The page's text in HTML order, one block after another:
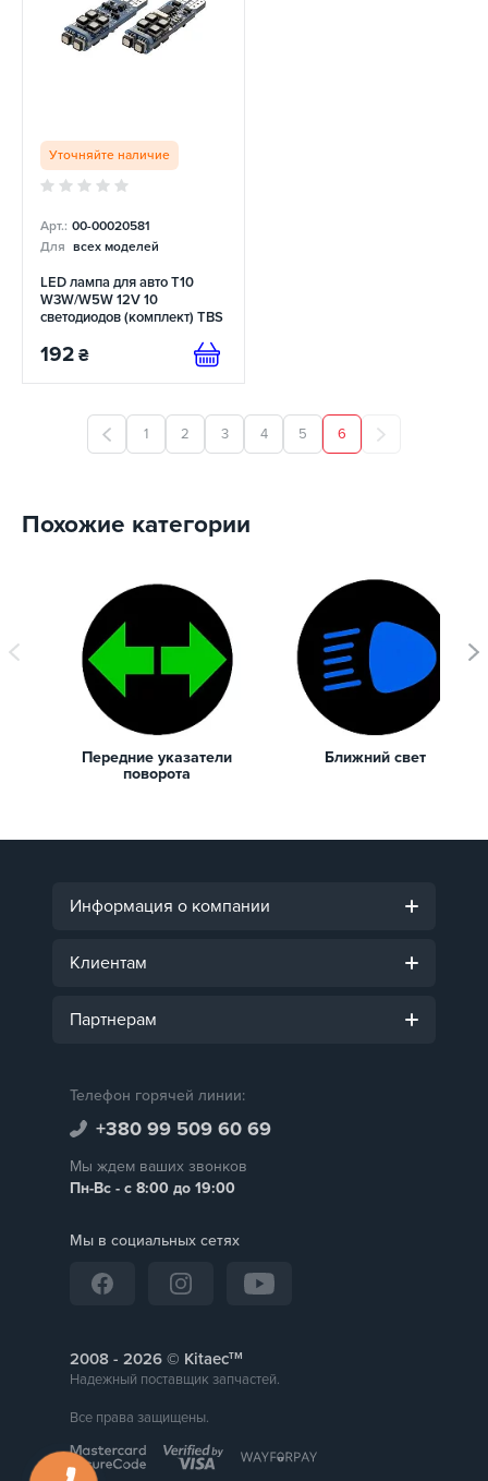
Уточняйте наличие
Арт.: 00-00020581
Для всех моделей
LED лампа для авто T10
W3W/W5W 12V 10
светодиодов (комплект) TBS
192 ₴
1 2 3 4 5 6
Похожие категории
Передние указатели
поворота
Ближний свет
Информация о компании
Клиентам
Партнерам
Телефон горячей линии:
+380 99 509 60 69
Мы ждем ваших звонков
Пн-Вс - с 8:00 до 19:00
Мы в социальных сетях
2008 - © Kitaecтм
Надежный поставщик запчастей.
Все права защищены.